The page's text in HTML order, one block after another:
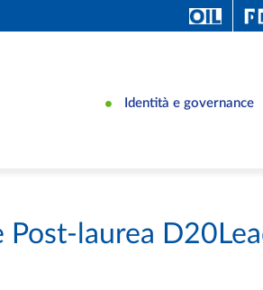
Identità e governance
Post-laurea